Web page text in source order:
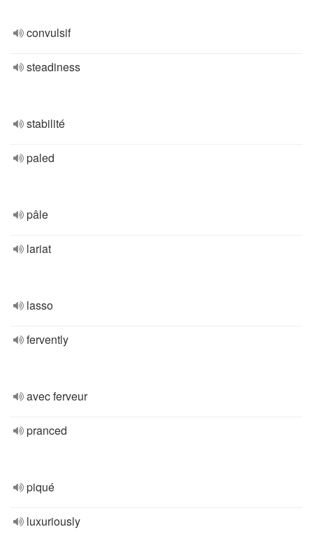
convulsif
steadiness
stabilité
paled
pâle
lariat
lasso
fervently
avec ferveur
pranced
piqué
luxuriously